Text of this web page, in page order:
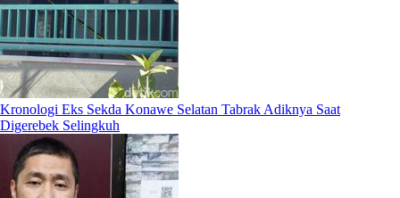
Kronologi Eks Sekda Konawe Selatan Tabrak Adiknya Saat
Digerebek Selingkuh